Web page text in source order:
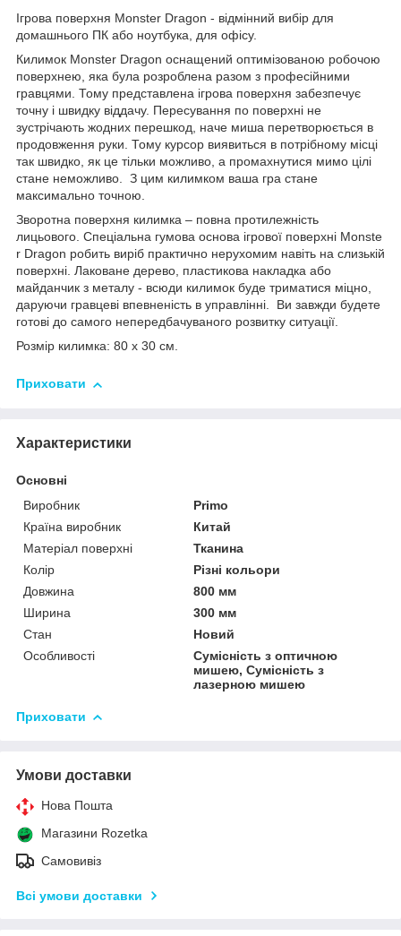
Ігрова поверхня Monster Dragon - відмінний вибір для
домашнього ПК або ноутбука, для офісу.
Килимок Monster Dragon оснащений оптимізованою робочою
поверхнею, яка була розроблена разом з професійними
гравцями. Тому представлена ігрова поверхня забезпечує
точну і швидку віддачу. Пересування по поверхні не
зустрічають жодних перешкод, наче миша перетворюється в
продовження руки. Тому курсор виявиться в потрібному місці
так швидко, як це тільки можливо, а промахнутися мимо цілі
стане неможливо. З цим килимком ваша гра стане
максимально точною.
Зворотна поверхня килимка – повна протилежність
лицьового. Спеціальна гумова основа ігрової поверхні Monste
r Dragon робить виріб практично нерухомим навіть на слизькій
поверхні. Лаковане дерево, пластикова накладка або
майданчик з металу - всюди килимок буде триматися міцно,
даруючи гравцеві впевненість в управлінні. Ви завжди будете
готові до самого непередбачуваного розвитку ситуації.
Розмір килимка: 80 х 30 см.
Приховати
Характеристики
Основні
Виробник
Primo
Країна виробник
Китай
Матеріал поверхні
Тканина
Колір
Різні кольори
Довжина
800 мм
Ширина
300 мм
Стан
Новий
Особливості
Сумісність з оптичною
мишею, Сумісність з
лазерною мишею
Приховати
Умови доставки
Нова Пошта
Магазини Rozetka
Самовивіз
Всі умови доставки